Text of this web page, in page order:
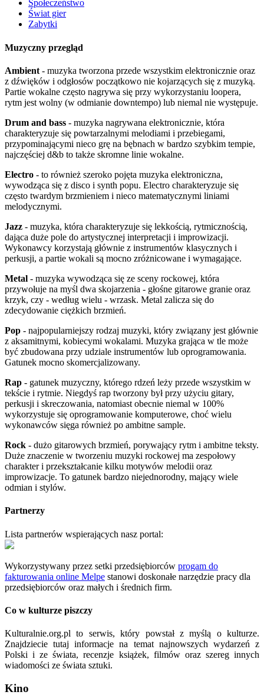
Społeczeństwo
Świat gier
Zabytki
Muzyczny przegląd
Ambient - muzyka tworzona przede wszystkim elektronicznie oraz
z dźwięków i odgłosów początkowo nie kojarzących się z muzyką.
Partie wokalne często nagrywa się przy wykorzystaniu loopera,
rytm jest wolny (w odmianie downtempo) lub niemal nie występuje.
Drum and bass - muzyka nagrywana elektronicznie, która
charakteryzuje się powtarzalnymi melodiami i przebiegami,
przypominającymi nieco grę na bębnach w bardzo szybkim tempie,
najczęściej d&b to także skromne linie wokalne.
Electro - to również szeroko pojęta muzyka elektroniczna,
wywodząca się z disco i synth popu. Electro charakteryzuje się
często twardym brzmieniem i nieco matematycznymi liniami
melodycznymi.
Jazz - muzyka, która charakteryzuje się lekkością, rytmicznością,
dająca duże pole do artystycznej interpretacji i improwizacji.
Wykonawcy korzystają głównie z instrumentów klasycznych i
perkusji, a partie wokali są mocno zróżnicowane i wymagające.
Metal - muzyka wywodząca się ze sceny rockowej, która
przywołuje na myśl dwa skojarzenia - głośne gitarowe granie oraz
krzyk, czy - według wielu - wrzask. Metal zalicza się do
zdecydowanie ciężkich brzmień.
Pop - najpopularniejszy rodzaj muzyki, który związany jest głównie
z aksamitnymi, kobiecymi wokalami. Muzyka grająca w tle może
być zbudowana przy udziale instrumentów lub oprogramowania.
Gatunek mocno skomercjalizowany.
Rap - gatunek muzyczny, którego rdzeń leży przede wszystkim w
tekście i rytmie. Niegdyś rap tworzony był przy użyciu gitary,
perkusji i skreczowania, natomiast obecnie niemal w 100%
wykorzystuje się oprogramowanie komputerowe, choć wielu
wykonawców sięga również po ambitne sample.
Rock - dużo gitarowych brzmień, porywający rytm i ambitne teksty.
Duże znaczenie w tworzeniu muzyki rockowej ma zespołowy
charakter i przekształcanie kilku motywów melodii oraz
improwizacje. To gatunek bardzo niejednorodny, mający wiele
odmian i stylów.
Partnerzy
Lista partnerów wspierających nasz portal:
Wykorzystywany przez setki przedsiębiorców progam do
fakturowania online Melpe stanowi doskonałe narzędzie pracy dla
przedsiębiorców oraz małych i średnich firm.
Co w kulturze piszczy
Kulturalnie.org.pl to serwis, który powstał z myślą o kulturze.
Znajdziecie tutaj informacje na temat najnowszych wydarzeń z
Polski i ze świata, recenzje książek, filmów oraz szereg innych
wiadomości ze świata sztuki.
Kino